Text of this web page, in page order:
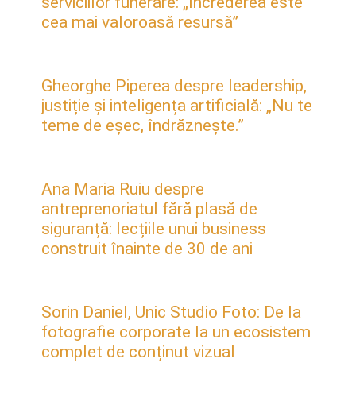
cea mai valoroasă resursă”
Gheorghe Piperea despre leadership,
justiție și inteligența artificială: „Nu te
teme de eșec, îndrăznește.”
Ana Maria Ruiu despre
antreprenoriatul fără plasă de
siguranță: lecțiile unui business
construit înainte de 30 de ani
Sorin Daniel, Unic Studio Foto: De la
fotografie corporate la un ecosistem
complet de conținut vizual